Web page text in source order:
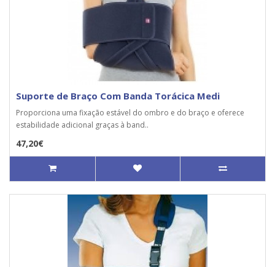
Suporte de Braço Com Banda Torácica Medi
Proporciona uma fixação estável do ombro e do braço e oferece
estabilidade adicional graças à band..
47,20€